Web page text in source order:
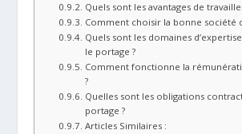
Quels sont les avantages de
Comment choisir la bonne société
Quels sont les domaines
le portage ?
Comment fonctionne la
?
Quelles sont les obligations
portage ?
Articles Similaires :